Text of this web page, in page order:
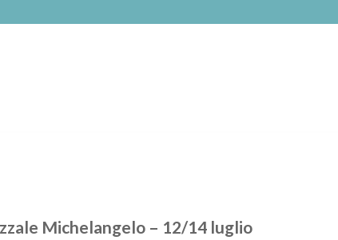
Michelangelo – 12/14 luglio